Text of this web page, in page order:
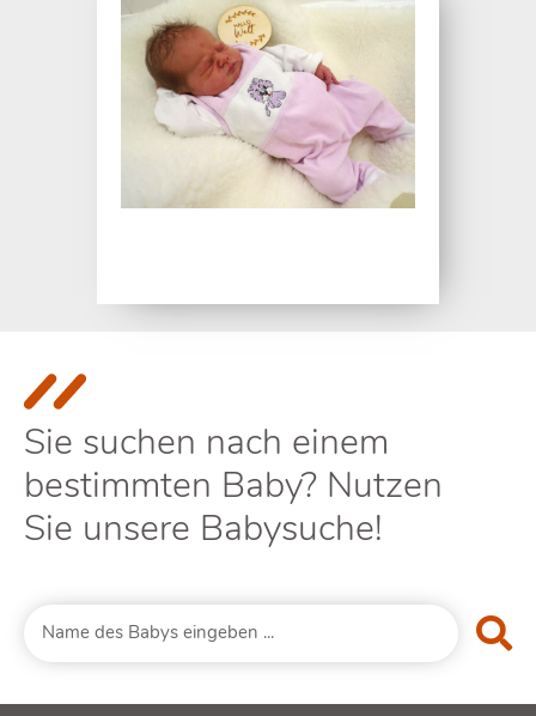
Sie suchen nach einem
bestimmten Baby? Nutzen
Sie unsere Babysuche!